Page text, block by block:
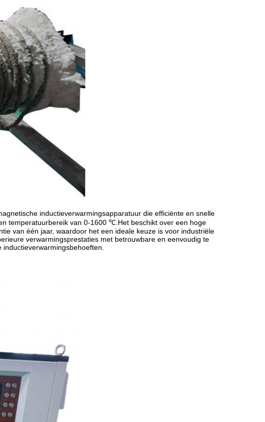
inductieverwarmingsapparatuur die efficiënte en snelle
temperatuurbereik van 0-1600 ℃.Het beschikt over een hoge
van één jaar, waardoor het een ideale keuze is voor industriële
verwarmingsprestaties met betrouwbare en eenvoudig te